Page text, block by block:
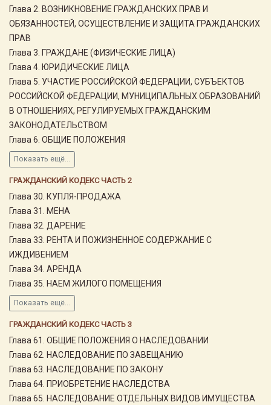
Глава 2. ВОЗНИКНОВЕНИЕ ГРАЖДАНСКИХ ПРАВ И
ОБЯЗАННОСТЕЙ, ОСУЩЕСТВЛЕНИЕ И ЗАЩИТА ГРАЖДАНСКИХ
ПРАВ
Глава 3. ГРАЖДАНЕ (ФИЗИЧЕСКИЕ ЛИЦА)
Глава 4. ЮРИДИЧЕСКИЕ ЛИЦА
Глава 5. УЧАСТИЕ РОССИЙСКОЙ ФЕДЕРАЦИИ, СУБЪЕКТОВ
РОССИЙСКОЙ ФЕДЕРАЦИИ, МУНИЦИПАЛЬНЫХ ОБРАЗОВАНИЙ
В ОТНОШЕНИЯХ, РЕГУЛИРУЕМЫХ ГРАЖДАНСКИМ
ЗАКОНОДАТЕЛЬСТВОМ
Глава 6. ОБЩИЕ ПОЛОЖЕНИЯ
Показать ещё...
ГРАЖДАНСКИЙ КОДЕКС ЧАСТЬ 2
Глава 30. КУПЛЯ-ПРОДАЖА
Глава 31. МЕНА
Глава 32. ДАРЕНИЕ
Глава 33. РЕНТА И ПОЖИЗНЕННОЕ СОДЕРЖАНИЕ С
ИЖДИВЕНИЕМ
Глава 34. АРЕНДА
Глава 35. НАЕМ ЖИЛОГО ПОМЕЩЕНИЯ
Показать ещё...
ГРАЖДАНСКИЙ КОДЕКС ЧАСТЬ 3
Глава 61. ОБЩИЕ ПОЛОЖЕНИЯ О НАСЛЕДОВАНИИ
Глава 62. НАСЛЕДОВАНИЕ ПО ЗАВЕЩАНИЮ
Глава 63. НАСЛЕДОВАНИЕ ПО ЗАКОНУ
Глава 64. ПРИОБРЕТЕНИЕ НАСЛЕДСТВА
Глава 65. НАСЛЕДОВАНИЕ ОТДЕЛЬНЫХ ВИДОВ ИМУЩЕСТВА